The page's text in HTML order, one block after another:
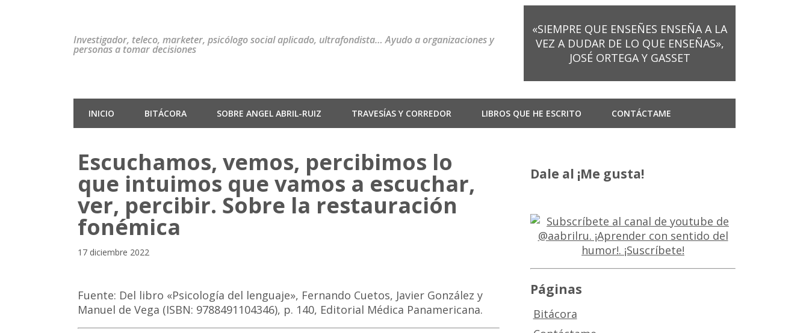
Investigador, teleco, marketer, psicólogo social aplicado, ultrafondista… Ayudo a organizaciones y
personas a tomar decisiones
«SIEMPRE QUE ENSEÑES ENSEÑA A LA
VEZ A DUDAR DE LO QUE ENSEÑAS»,
JOSÉ ORTEGA Y GASSET
INICIO BITÁCORA SOBRE ANGEL ABRIL-RUIZ TRAVESÍAS Y CORREDOR LIBROS QUE HE ESCRITO CONTÁCTAME
Escuchamos, vemos, percibimos lo
que intuimos que vamos a escuchar,
ver, percibir. Sobre la restauración
fonémica
17 diciembre 2022
Fuente: Del libro «Psicología del lenguaje», Fernando Cuetos, Javier González y
Manuel de Vega (ISBN: 9788491104346), p. 140, Editorial Médica Panamericana.
Dale al ¡Me gusta!
Páginas
Bitácora